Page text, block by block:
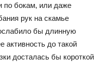
по бокам, или даже
рук на скамье
бы длинную
активность до такой
досталась бы короткой